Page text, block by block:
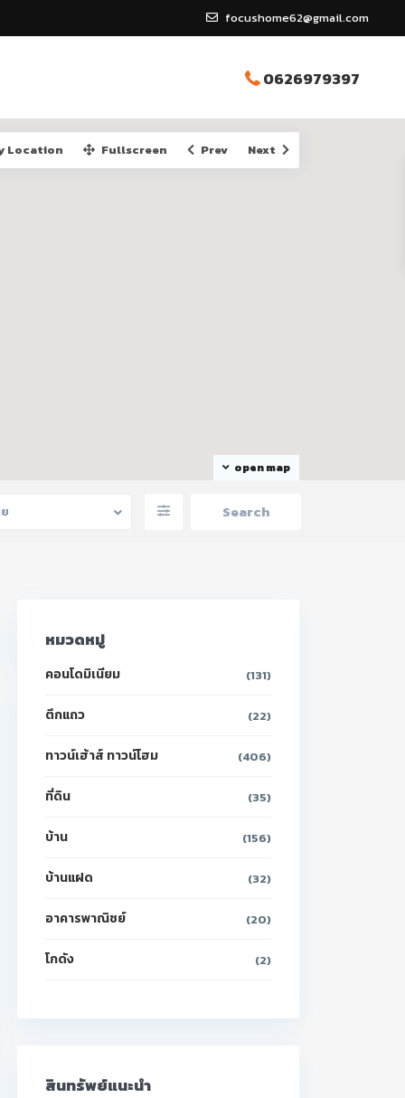
focushome62@gmail.com
0626979397
open map
Location Fullscreen Prev Next
หมวดหมู่
คอนโดมิเนียม (131)
ตึกแถว (22)
ทาวน์เฮ้าส์ ทาวน์โฮม (406)
ที่ดิน (35)
บ้าน (156)
บ้านแฝด (32)
อาคารพาณิชย์ (20)
โกดัง (2)
สินทรัพย์แนะนำ